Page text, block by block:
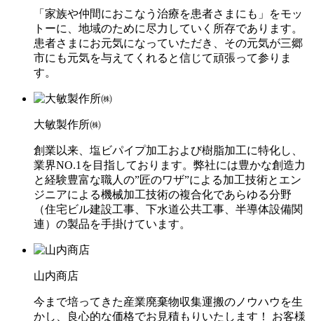
「家族や仲間におこなう治療を患者さまにも」をモッ
トーに、地域のために尽力していく所存であります。
患者さまにお元気になっていただき、その元気が三郷
市にも元気を与えてくれると信じて頑張って参りま
す。
大敏製作所㈱
創業以来、塩ビパイプ加工および樹脂加工に特化し、
業界NO.1を目指しております。弊社には豊かな創造力
と経験豊富な職人の”匠のワザ”による加工技術とエン
ジニアによる機械加工技術の複合化であらゆる分野
（住宅ビル建設工事、下水道公共工事、半導体設備関
連）の製品を手掛けています。
山内商店
今まで培ってきた産業廃棄物収集運搬のノウハウを生
かし、良心的な価格でお見積もりいたします！ お客様